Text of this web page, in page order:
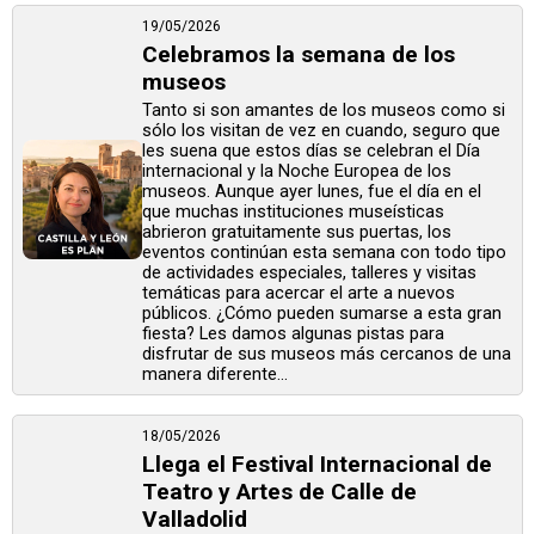
19/05/2026
Celebramos la semana de los
museos
Tanto si son amantes de los museos como si
sólo los visitan de vez en cuando, seguro que
les suena que estos días se celebran el Día
internacional y la Noche Europea de los
museos. Aunque ayer lunes, fue el día en el
que muchas instituciones museísticas
abrieron gratuitamente sus puertas, los
eventos continúan esta semana con todo tipo
de actividades especiales, talleres y visitas
temáticas para acercar el arte a nuevos
públicos. ¿Cómo pueden sumarse a esta gran
fiesta? Les damos algunas pistas para
disfrutar de sus museos más cercanos de una
manera diferente...
18/05/2026
Llega el Festival Internacional de
Teatro y Artes de Calle de
Valladolid